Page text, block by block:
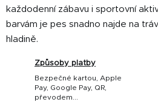
každodenní zábavu i sportovní
barvám je pes snadno najde na
hladině.
Způsoby platby
Bezpečné kartou, Apple
Pay, Google Pay, QR,
převodem...